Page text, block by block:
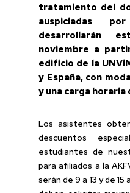
tratamiento del
auspiciadas
desarrollarán
noviembre a
edificio de la
y España, con
y una carga horaria
Los asistentes
descuentos
estudiantes de
para afiliados a la
serán de 9 a 13 y de